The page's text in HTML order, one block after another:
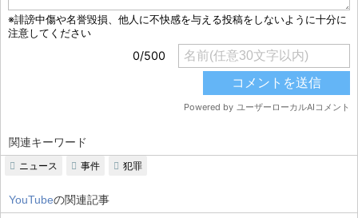
関連キーワード
ニュース 事件 犯罪
YouTubeの関連記事